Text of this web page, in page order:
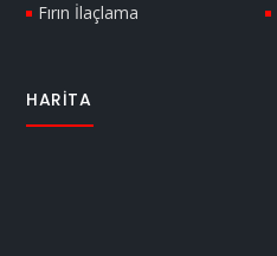
Fırın İlaçlama
HARITA